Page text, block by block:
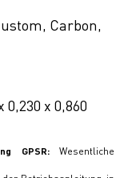
Carbon,
0,230 x 0,860
GPSR:Wesentliche